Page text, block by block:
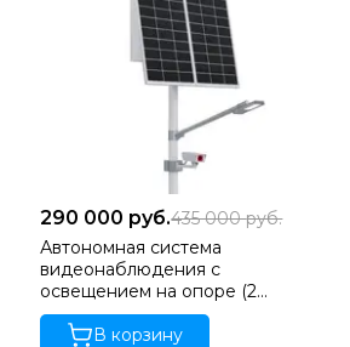
290 000 руб.435 000руб.
Автономная система
видеонаблюдения с
освещением на опоре (2
солнечные панели 200 Вт)
В корзину